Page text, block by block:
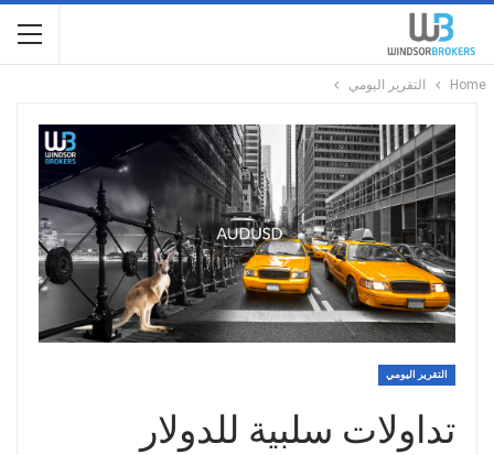
Home التقرير اليومي
التقرير اليومي
تداولات سلبية للدولار